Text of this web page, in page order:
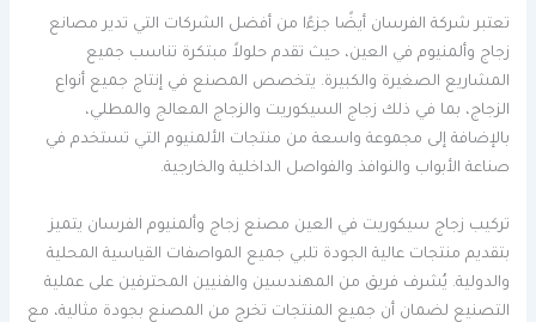
تعتبر شركة الفرسان أيضًا جزءًا من أفضل الشركات التي تدير مصانع
زجاج وألمنيوم في العين، حيث تقدم حلولاً مبتكرة تناسب جميع
المشاريع الصغيرة والكبيرة. يتخصص المصنع في إنتاج جميع أنواع
الزجاج، بما في ذلك زجاج السيكوريت والزجاج المعالج والمطلي،
بالإضافة إلى مجموعة واسعة من منتجات الألمنيوم التي تستخدم في
صناعة الأبواب والنوافذ والفواصل الداخلية والخارجية.
تركيب زجاج سيكوريت في العين مصنع زجاج وألمنيوم الفرسان يتميز
بتقديم منتجات عالية الجودة تلبي جميع المواصفات القياسية المحلية
والدولية. يُشرف فريق من المهندسين والفنيين المحترفين على عملية
التصنيع لضمان أن جميع المنتجات تخرج من المصنع بجودة مثالية، مع